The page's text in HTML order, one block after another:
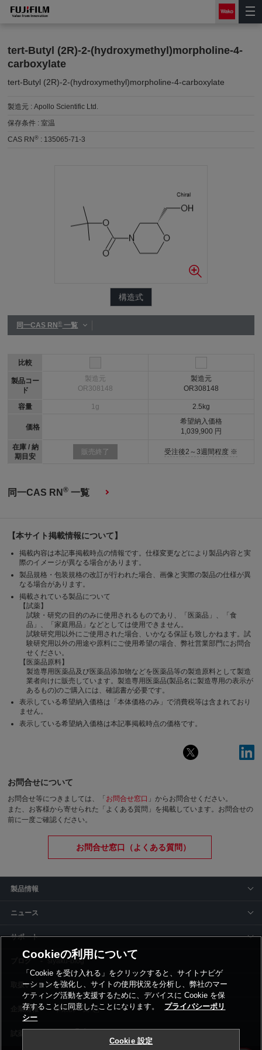
tert-Butyl (2R)-2-(hydroxymethyl)morpholine-4-
carboxylate
tert-Butyl (2R)-2-(hydroxymethyl)morpholine-4-carboxylate
製造元 :Apollo Scientific Ltd.
保存条件 :室温
CAS RN® : 135065-71-3
構造式
同一CAS RN®一覧
比較
製品コー
ド
容量
価格
在庫 / 納
期目安
製造元
OR308148
1g
販売終了
製造元
OR308148
2.5kg
希望納入価格
1,039,900 円
受注後2～3週間程度 ※
同一CAS RN® 一覧
【本サイト掲載情報について】
掲載内容は本記事掲載時点の情報です。仕様変更などにより製品内容と実
際のイメージが異なる場合があります。
製品規格・包装規格の改訂が行われた場合、画像と実際の製品の仕様が異
なる場合があります。
掲載されている製品について
【試薬】
試験・研究の目的のみに使用されるものであり、「医薬品」、「食
品」、「家庭用品」などとしては使用できません。
試験研究用以外にご使用された場合、いかなる保証も致しかねます。試
験研究用以外の用途や原料にご使用希望の場合、弊社営業部門にお問合
せください。
【医薬品原料】
製造専用医薬品及び医薬品添加物などを医薬品等の製造原料として製造
業者向けに販売しています。製造専用医薬品(製品名に製造専用の表示が
あるもの)のご購入には、確認書が必要です。
表示している希望納入価格は「本体価格のみ」で消費税等は含まれており
ません。
表示している希望納入価格は本記事掲載時点の価格です。
お問合せについて
お問合せ等につきましては、「 お問合せ窓口 」からお問合せください。
また、お客様から寄せられた「よくある質問」を掲載しています。お問合せの
前に一度ご確認ください。
お問合せ窓口（よくある質問）
製品情報
ニュース
サポート
siyaku-blog
取扱いメーカー
事業所一覧
Cookieの利用について
「Cookie を受け入れる」をクリックすると、サイトナビゲ
ーションを強化し、サイトの使用状況を分析し、弊社のマー
ケティング活動を支援するために、デバイスに Cookie を保
存することに同意したことになります。
プライバシーポリ
シー
Cookie 設定